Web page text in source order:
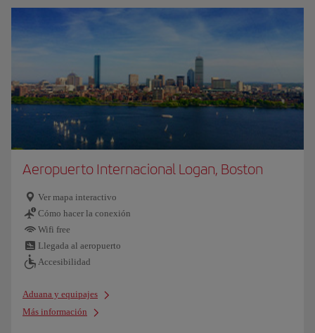
Aeropuerto Internacional Logan, Boston
Ver mapa interactivo
Cómo hacer la conexión
Wifi free
Llegada al aeropuerto
Accesibilidad
Aduana y equipajes
Más información